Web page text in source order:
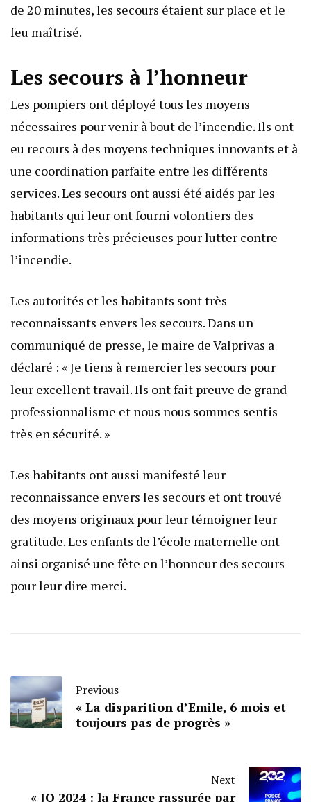
de 20 minutes, les secours étaient sur place et le
feu maîtrisé.
Les secours à l’honneur
Les pompiers ont déployé tous les moyens
nécessaires pour venir à bout de l’incendie. Ils ont
eu recours à des moyens techniques innovants et à
une coordination parfaite entre les différents
services. Les secours ont aussi été aidés par les
habitants qui leur ont fourni volontiers des
informations très précieuses pour lutter contre
l’incendie.
Les autorités et les habitants sont très
reconnaissants envers les secours. Dans un
communiqué de presse, le maire de Valprivas a
déclaré : « Je tiens à remercier les secours pour
leur excellent travail. Ils ont fait preuve de grand
professionnalisme et nous nous sommes sentis
très en sécurité. »
Les habitants ont aussi manifesté leur
reconnaissance envers les secours et ont trouvé
des moyens originaux pour leur témoigner leur
gratitude. Les enfants de l’école maternelle ont
ainsi organisé une fête en l’honneur des secours
pour leur dire merci.
Previous
« La disparition d’Emile, 6 mois et
toujours pas de progrès »
Next
« JO 2024 : la France rassurée par